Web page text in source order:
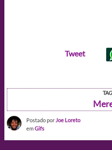
Tweet
Postado por Joe Loreto
emGifs